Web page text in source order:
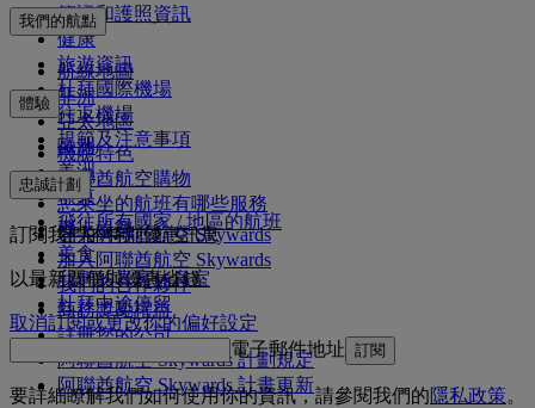
簽證和護照資訊
健康
旅遊資訊
杜拜國際機場
往返機場
規範及注意事項
我們的航點
航線地圖
非洲
亞太地區
歐洲
美洲
中東
飛往所有國家 / 地區的航班
體驗
機艙特色
阿聯酋航空購物
您乘坐的航班有哪些服務
機上娛樂
美食
我們的貴賓休息室
杜拜中途停留
忠誠計劃
登入阿聯酋航空 Skywards
加入阿聯酋航空 Skywards
我們的合作夥伴
商務獎勵權益
註冊您的公司
阿聯酋航空 Skywards 計劃規定
阿聯酋航空 Skywards 計畫更新
訂閱我們的特別優惠訊息
以最新票價與優惠省錢。
取消訂閱或更改你的偏好設定
電子郵件地址 訂閱
要詳細瞭解我們如何使用你的資訊，請參閱我們的隱私政策。